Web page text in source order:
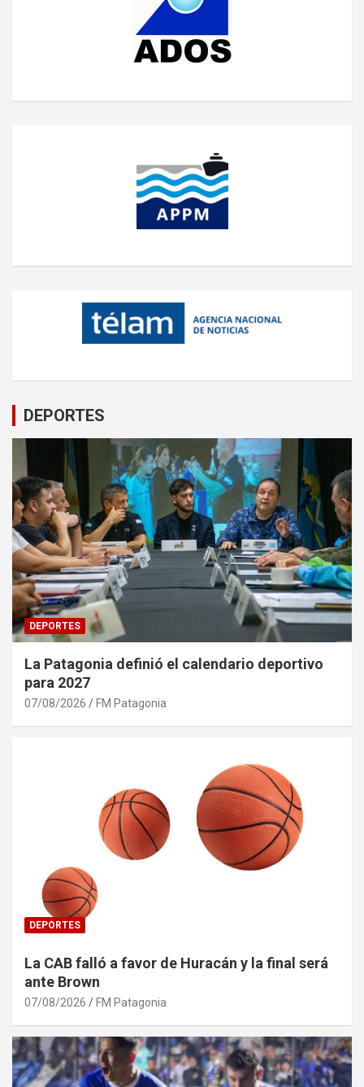
DEPORTES
DEPORTES
La Patagonia definió el calendario deportivo
para 2027
07/08/2026 FM Patagonia
DEPORTES
La CAB falló a favor de Huracán y la final será
ante Brown
07/08/2026 FM Patagonia